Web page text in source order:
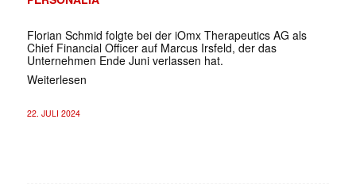
Florian Schmid folgte bei der iOmx Therapeutics AG als
Chief Financial Officer auf Marcus Irsfeld, der das
Unternehmen Ende Juni verlassen hat.
Weiterlesen
22. JULI 2024